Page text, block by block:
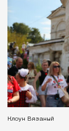
Клоун Вязаный